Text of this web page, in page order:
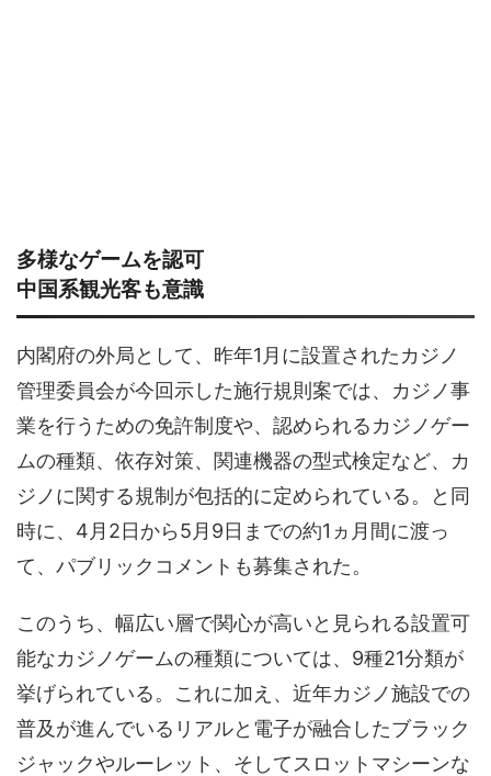
多様なゲームを認可
中国系観光客も意識
内閣府の外局として、昨年1月に設置されたカジノ
管理委員会が今回示した施行規則案では、カジノ事
業を行うための免許制度や、認められるカジノゲー
ムの種類、依存対策、関連機器の型式検定など、カ
ジノに関する規制が包括的に定められている。と同
時に、4月2日から5月9日までの約1ヵ月間に渡っ
て、パブリックコメントも募集された。
このうち、幅広い層で関心が高いと見られる設置可
能なカジノゲームの種類については、9種21分類が
挙げられている。これに加え、近年カジノ施設での
普及が進んでいるリアルと電子が融合したブラック
ジャックやルーレット、そしてスロットマシーンな